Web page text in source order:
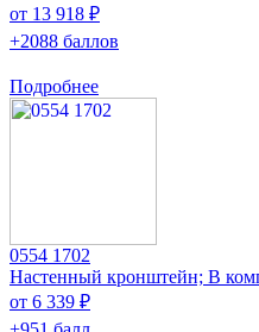
от 13 918 ₽
+2088 баллов
Подробнее
0554 1702
Настенный кронштейн; В
от 6 339 ₽